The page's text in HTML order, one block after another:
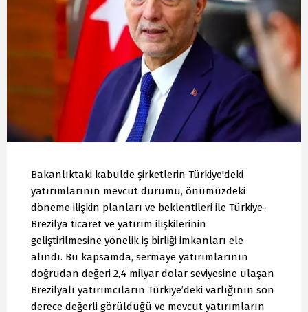
Bakanlıktaki kabulde şirketlerin Türkiye'deki
yatırımlarının mevcut durumu, önümüzdeki
döneme ilişkin planları ve beklentileri ile Türkiye-
Brezilya ticaret ve yatırım ilişkilerinin
geliştirilmesine yönelik iş birliği imkanları ele
alındı. Bu kapsamda, sermaye yatırımlarının
doğrudan değeri 2,4 milyar dolar seviyesine ulaşan
Brezilyalı yatırımcıların Türkiye’deki varlığının son
derece değerli görüldüğü ve mevcut yatırımların